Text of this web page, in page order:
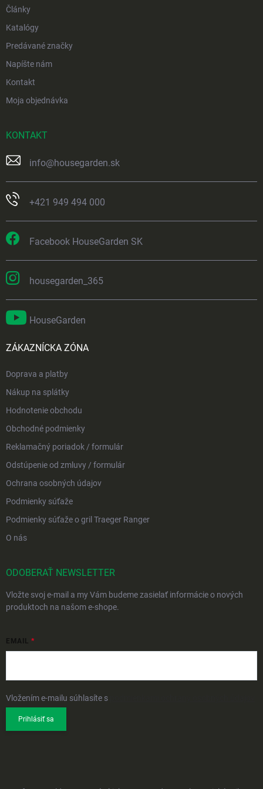
Články
Katalógy
Predávané značky
Napíšte nám
Kontakt
Moja objednávka
KONTAKT
info@housegarden.sk
+421 949 494 000
Facebook HouseGarden SK
housegarden_365
HouseGarden
ZÁKAZNÍCKA ZÓNA
Doprava a platby
Nákup na splátky
Hodnotenie obchodu
Obchodné podmienky
Reklamačný poriadok / formulár
Odstúpenie od zmluvy / formulár
Ochrana osobných údajov
Podmienky súťaže
Podmienky súťaže o gril Traeger Ranger
O nás
ODOBERAŤ NEWSLETTER
Vložte svoj e-mail a my Vám budeme zasielať informácie o nových
produktoch na našom e-shope.
EMAIL
Vložením e-mailu súhlasíte s
Prihlásiť sa